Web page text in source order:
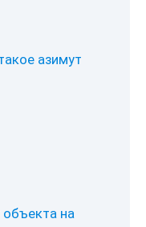
азимут
объекта на